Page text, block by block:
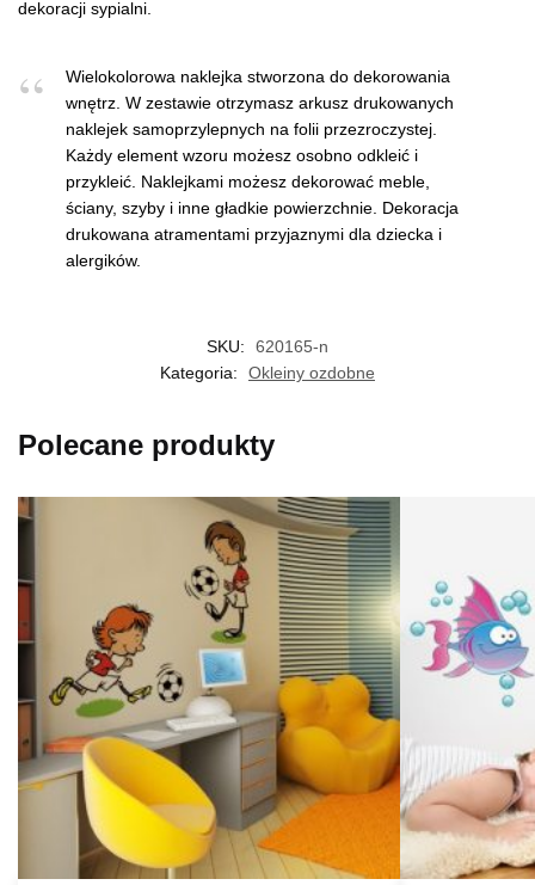
dekoracji sypialni.
Wielokolorowa naklejka stworzona do dekorowania
wnętrz. W zestawie otrzymasz arkusz drukowanych
naklejek samoprzylepnych na folii przezroczystej.
Każdy element wzoru możesz osobno odkleić i
przykleić. Naklejkami możesz dekorować meble,
ściany, szyby i inne gładkie powierzchnie. Dekoracja
drukowana atramentami przyjaznymi dla dziecka i
alergików.
SKU:
620165-n
Kategoria:
Okleiny ozdobne
Polecane produkty